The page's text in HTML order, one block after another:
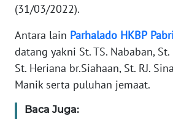
(31/03/2022).
Antara lain Parhalado HKBP
datang yakni St. TS. Nababan,
St. Heriana br.Siahaan, St. RJ.
Manik serta puluhan jemaat.
Baca Juga:
REDAKSI
KARIR
DISCLAIMER
Wahana